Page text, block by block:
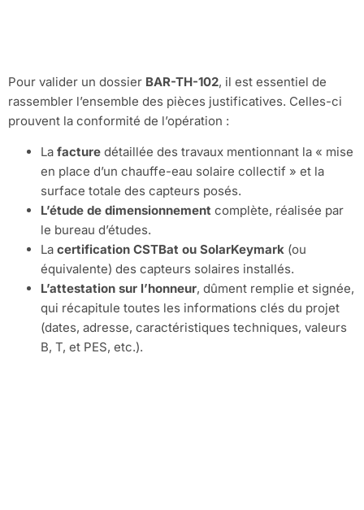
Pour valider un dossier BAR-TH-102, il est essentiel de
rassembler l’ensemble des pièces justificatives. Celles-ci
prouvent la conformité de l’opération :
La facture détaillée des travaux mentionnant la « mise
en place d’un chauffe-eau solaire collectif » et la
surface totale des capteurs posés.
L’étude de dimensionnement complète, réalisée par
le bureau d’études.
La certification CSTBat ou SolarKeymark (ou
équivalente) des capteurs solaires installés.
L’attestation sur l’honneur, dûment remplie et signée,
qui récapitule toutes les informations clés du projet
(dates, adresse, caractéristiques techniques, valeurs
B, T, et PES, etc.).